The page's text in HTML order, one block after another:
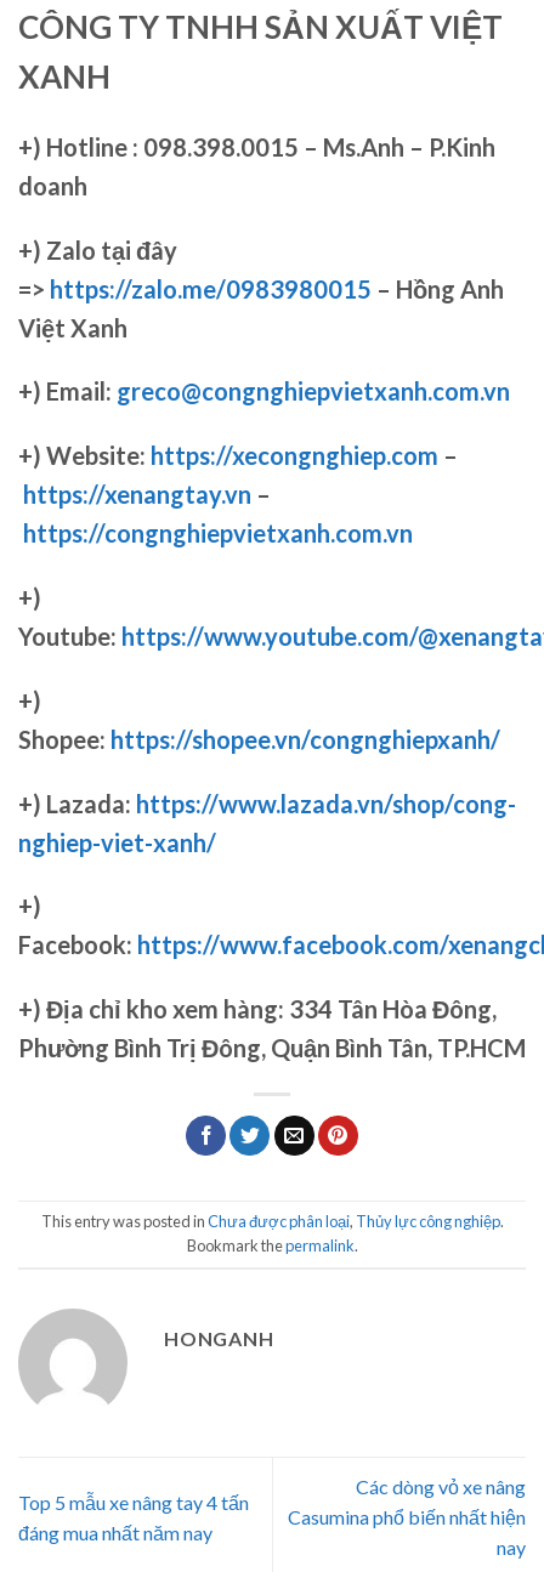
CÔNG TY TNHH SẢN XUẤT VIỆT
XANH
+) Hotline : 098.398.0015 – Ms.Anh – P.Kinh
doanh
+) Zalo tại đây
=> https://zalo.me/0983980015 – Hồng Anh
Việt Xanh
+) Email: greco@congnghiepvietxanh.com.vn
+) Website: https://xecongnghiep.com –
https://xenangtay.vn –
https://congnghiepvietxanh.com.vn
+)
Youtube: https://www.youtube.com/
+)
Shopee: https://shopee.vn/congnghiepxanh/
+) Lazada: https://www.lazada.vn/shop/cong-
nghiep-viet-xanh/
+)
Facebook: https://www.facebook.com/
+) Địa chỉ kho xem hàng: 334 Tân Hòa Đông,
Phường Bình Trị Đông, Quận Bình Tân, TP.HCM
This entry was posted inChưa được phân loại, Thủy lực công nghiệp.
Bookmark thepermalink.
HONGANH
Top 5 mẫu xe nâng tay 4 tấn
đáng mua nhất năm nay
Các dòng vỏ xe nâng
Casumina phổ biến nhất hiện
nay